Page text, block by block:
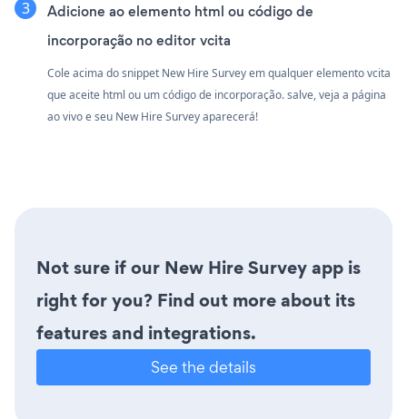
Adicione ao elemento html ou código de
incorporação no editor vcita
Cole acima do snippet New Hire Survey em qualquer elemento vcita
que aceite html ou um código de incorporação. salve, veja a página
ao vivo e seu New Hire Survey aparecerá!
Not sure if our New Hire Survey app is
right for you? Find out more about its
features and integrations.
See the details